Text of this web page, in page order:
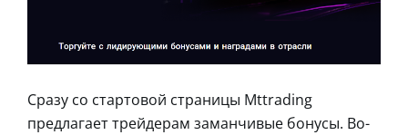
Сразу со стартовой страницы Mttrading
предлагает трейдерам заманчивые бонусы. Во-